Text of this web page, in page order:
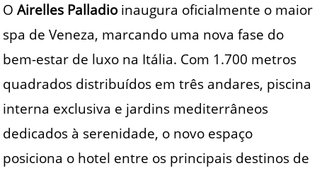
OAirelles Palladioinaugura oficialmente o maior
spa de Veneza, marcando uma nova fase do
bem-estar de luxo na Itália. Com 1.700 metros
quadrados distribuídos em três andares, piscina
interna exclusiva e jardins mediterrâneos
dedicados à serenidade, o novo espaço
posiciona o hotel entre os principais destinos de